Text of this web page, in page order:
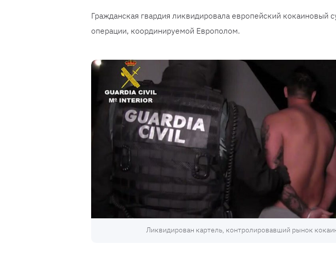
Гражданская гвардия ликвидировала европейский кокаиновый
операции, координируемой Европолом.
Ликвидирован картель, контролировавший рынок